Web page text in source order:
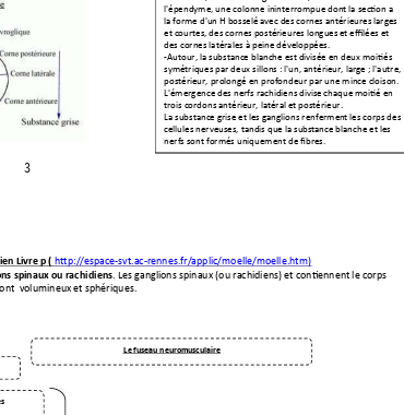
3
l'épendyme, une colonne ininterrompue dont la section a
la forme d'un H bosselé avec des cornes antérieures larges
et courtes, des cornes postérieures longues et effilées et
des cornes latérales à peine développées.
-Autour, la substance blanche est divisée en deux moitiés
symétriques par deux sillons : l'un, antérieur, large ; l'autre,
postérieur, prolongé en profondeur par une mince cloison.
L'émergence des nerfs rachidiens divise chaque moitié en
trois cordons antérieur, latéral et postérieur.
La substance grise et les ganglions renferment les corps des
cellules nerveuses, tandis que la substance blanche et les
nerfs sont formés uniquement de fibres.
Livre p ( http://espace-svt.ac-rennes.fr/applic/moelle/moelle.htm)
spinaux ou rachidiens. Les ganglions spinaux (ou rachidiens) et contiennent le corps
volumineux et sphériques.
Le fuseau neuromusculaire